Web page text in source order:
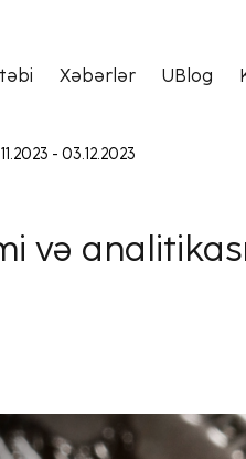
Xəbərlər UBlog
- 03.12.2023
və